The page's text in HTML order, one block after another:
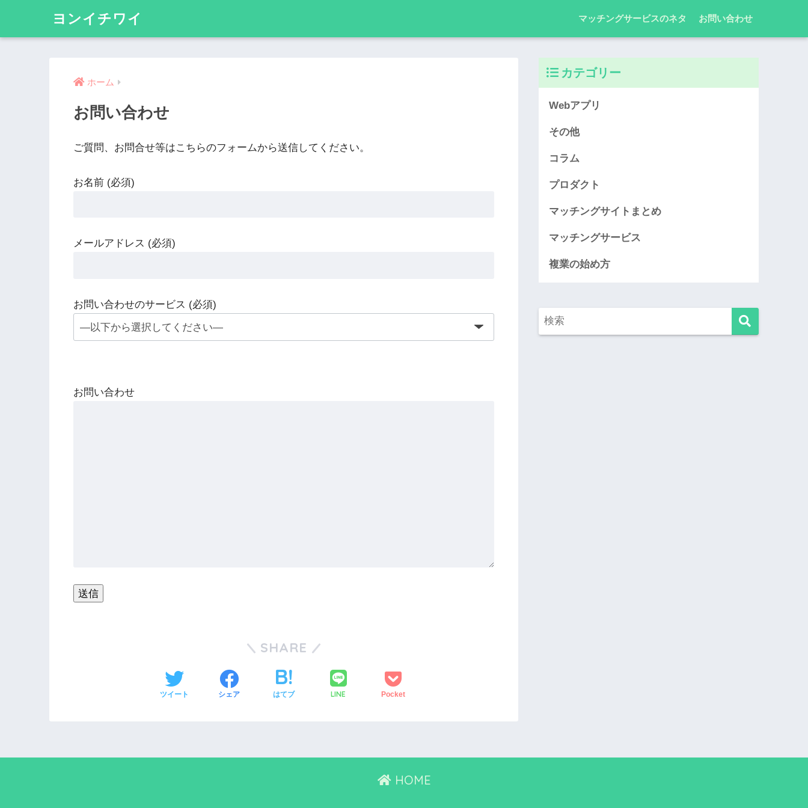
ヨンイチワイ マッチングサービスのネタ お問い合わせ
ホーム
お問い合わせ
ご質問、お問合せ等はこちらのフォームから送信してください。
お名前 (必須)
メールアドレス (必須)
お問い合わせのサービス (必須)
お問い合わせ
SHARE
ツイート シェア はてブ LINE Pocket
カテゴリー
Webアプリ
その他
コラム
プロダクト
マッチングサイトまとめ
マッチングサービス
複業の始め方
HOME